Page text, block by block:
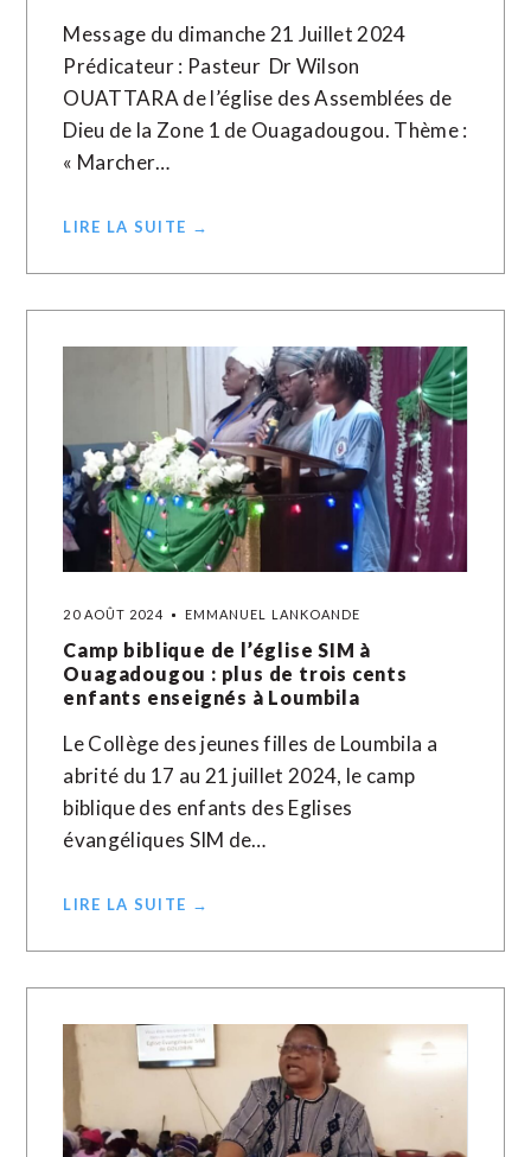
Message du dimanche 21 Juillet 2024
Prédicateur : Pasteur Dr Wilson
OUATTARA de l’église des Assemblées de
Dieu de la Zone 1 de Ouagadougou. Thème :
« Marcher…
LIRE LA SUITE →
20 AOÛT 2024 EMMANUEL LANKOANDE
Camp biblique de l’église SIM à
Ouagadougou : plus de trois cents
enfants enseignés à Loumbila
Le Collège des jeunes filles de Loumbila a
abrité du 17 au 21 juillet 2024, le camp
biblique des enfants des Eglises
évangéliques SIM de…
LIRE LA SUITE →